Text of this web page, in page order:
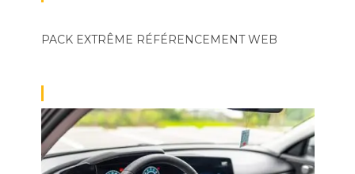
PACK EXTRÊME RÉFÉRENCEMENT WEB